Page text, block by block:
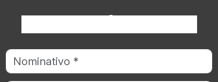
Richiedi informazioni